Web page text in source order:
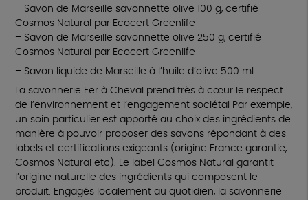
– Savon de Marseille savonnette olive 100 g, certifié
Cosmos Natural par Ecocert Greenlife
– Savon de Marseille savonnette olive 250 g, certifié
Cosmos Natural par Ecocert Greenlife
– Savon liquide de Marseille à l’huile d’olive 500 ml
La savonnerie Fer à Cheval prend très à cœur le respect
de l’environnement et l’engagement sociétal Par exemple,
un soin particulier est apporté au choix des ingrédients de
manière à pouvoir proposer des savons répondant à des
labels et certifications exigeants (origine France garantie,
Cosmos Natural etc). Le label Cosmos Natural garantit
l’origine naturelle des ingrédients qui composent le
produit. Engagés localement au quotidien, la savonnerie